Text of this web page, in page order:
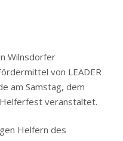
Wilnsdorfer
von LEADER
am Samstag, dem
veranstaltet.
Helfern des